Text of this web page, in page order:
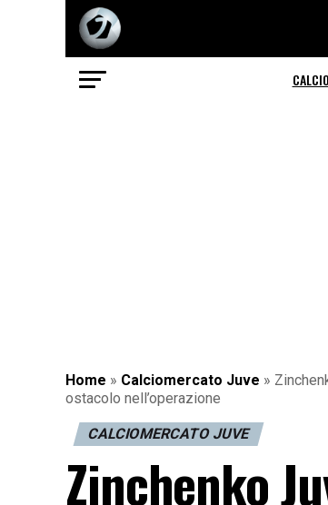
Home » Calciomercato Juve »
ostacolo nell’operazione
CALCIOMERCATO JUVE
Zinchenko